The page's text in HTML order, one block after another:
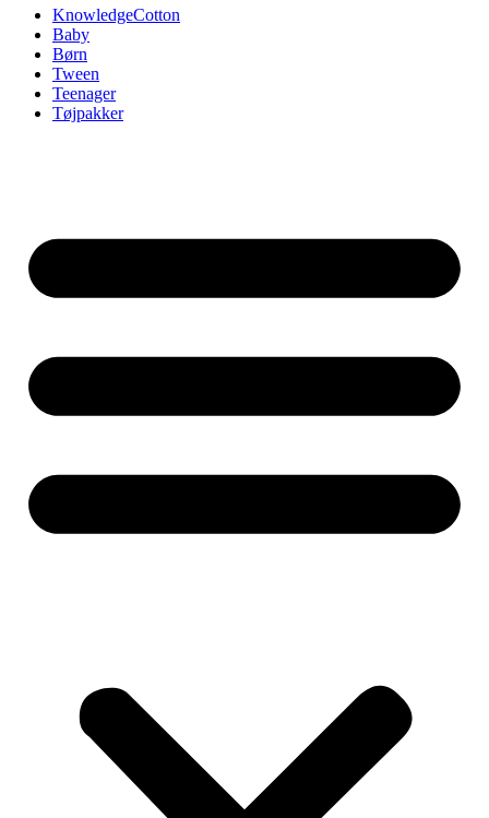
KnowledgeCotton
Baby
Børn
Tween
Teenager
Tøjpakker